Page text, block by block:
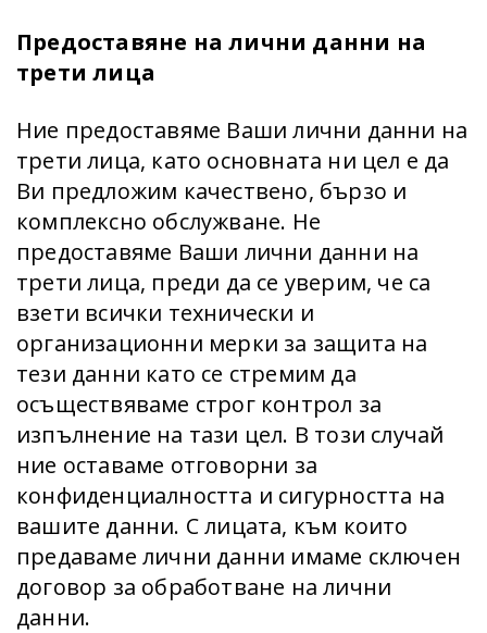
Предоставяне на лични данни на
трети лица
Ние предоставяме Ваши лични данни на
трети лица, като основната ни цел е да
Ви предложим качествено, бързо и
комплексно обслужване. Не
предоставяме Ваши лични данни на
трети лица, преди да се уверим, че са
взети всички технически и
организационни мерки за защита на
тези данни като се стремим да
осъществяваме строг контрол за
изпълнение на тази цел. В този случай
ние оставаме отговорни за
конфиденциалността и сигурността на
вашите данни. С лицата, към които
предаваме лични данни имаме сключен
договор за обработване на лични
данни.